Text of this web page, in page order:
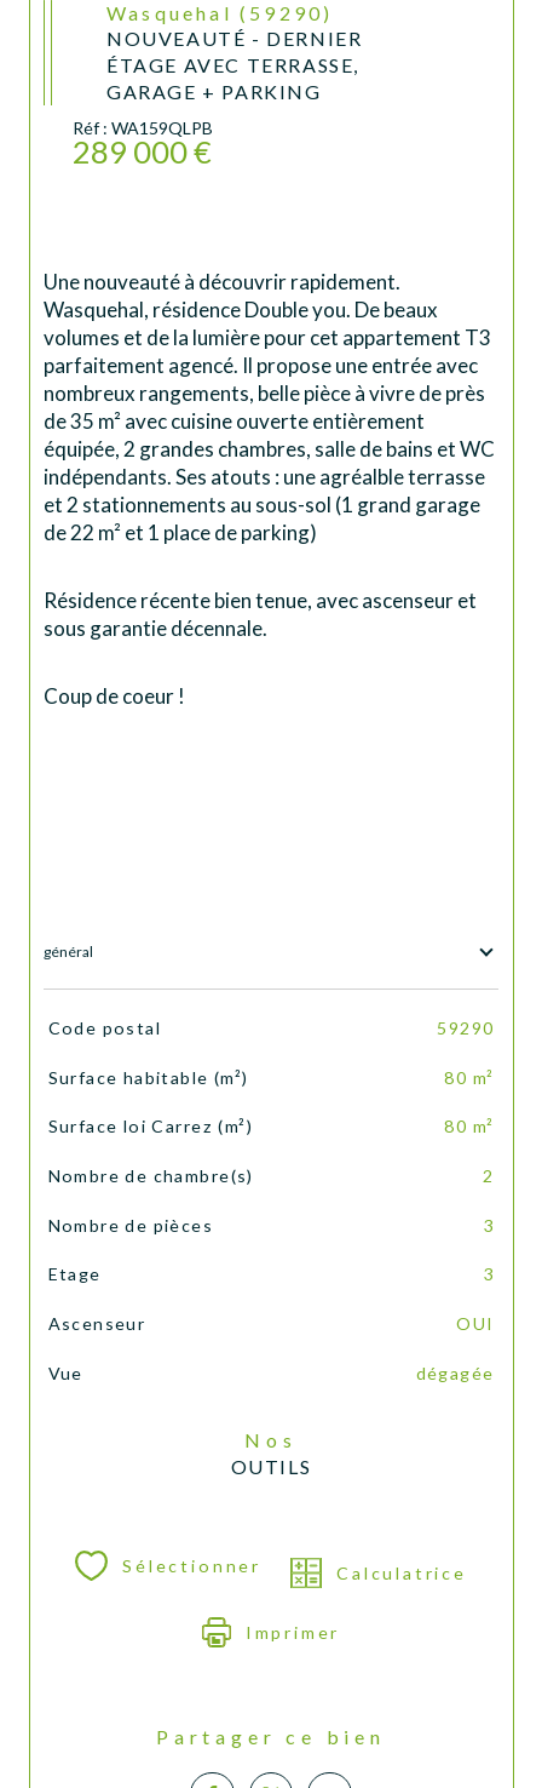
Wasquehal (59290)
NOUVEAUTÉ - DERNIER
ÉTAGE AVEC TERRASSE,
GARAGE + PARKING
Réf : WA159QLPB
289 000 €
Une nouveauté à découvrir rapidement.
Wasquehal, résidence Double you. De beaux
volumes et de la lumière pour cet appartement T3
parfaitement agencé. Il propose une entrée avec
nombreux rangements, belle pièce à vivre de près
de 35 m² avec cuisine ouverte entièrement
équipée, 2 grandes chambres, salle de bains et WC
indépendants. Ses atouts : une agréalble terrasse
et 2 stationnements au sous-sol (1 grand garage
de 22 m² et 1 place de parking)
Résidence récente bien tenue, avec ascenseur et
sous garantie décennale.
Coup de coeur !
général
TRAD_SIROCCO_Caracteristique
Code postal 59290
Surface habitable (m²) 80 m²
Surface loi Carrez (m²) 80 m²
Nombre de chambre(s) 2
Nombre de pièces 3
Etage 3
Ascenseur OUI
Vue dégagée
Nos
OUTILS
Sélectionner Calculatrice
Imprimer
Partager ce bien